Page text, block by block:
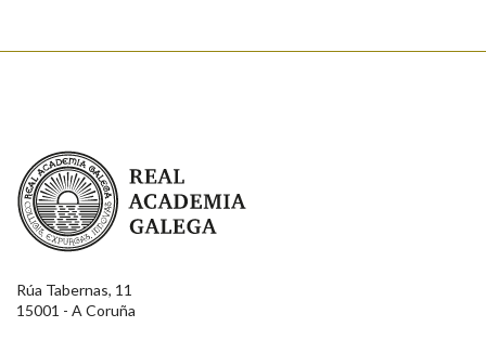
Real Academia Galega
Rúa Tabernas, 11
15001 - A Coruña